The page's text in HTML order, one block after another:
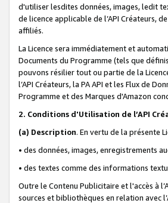
d'utiliser lesdites données, images, ledit
de licence applicable de l’API Créateurs,
affiliés.
La Licence sera immédiatement et
Documents du Programme (tels que
pouvons résilier tout ou partie de la
l’API Créateurs, la PA API et les Flux de
Programme et des Marques d'Amazon
2. Conditions d'Utilisation de l’API
(a) Description. En vertu de la présente
• des données, images, enregistrements
• des textes comme des informations
Outre le Contenu Publicitaire et l'accès à
sources et bibliothèques en relation avec